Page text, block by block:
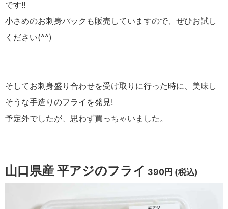
です!!
小さめのお刺身パックも販売していますので、ぜひお試し
ください(^^)
そしてお刺身盛り合わせを受け取りに行った時に、美味し
そうな手造りのフライを発見!
予定外でしたが、思わず買っちゃいました。
山口県産 平アジのフライ 390円 (税込)